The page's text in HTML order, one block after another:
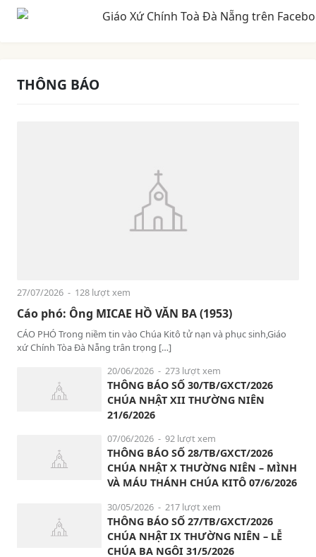
THÔNG BÁO
27/07/2026 - 128 lượt xem
Cáo phó: Ông MICAE HỒ VĂN BA (1953)
CÁO PHÓ Trong niềm tin vào Chúa Kitô tử nạn và phục sinh,Giáo
xứ Chính Tòa Đà Nẵng trân trọng […]
20/06/2026 - 273 lượt xem
THÔNG BÁO SỐ 30/TB/GXCT/2026
CHÚA NHẬT XII THƯỜNG NIÊN
21/6/2026
07/06/2026 - 92 lượt xem
THÔNG BÁO SỐ 28/TB/GXCT/2026
CHÚA NHẬT X THƯỜNG NIÊN – MÌNH
VÀ MÁU THÁNH CHÚA KITÔ 07/6/2026
30/05/2026 - 217 lượt xem
THÔNG BÁO SỐ 27/TB/GXCT/2026
CHÚA NHẬT IX THƯỜNG NIÊN – LỄ
CHÚA BA NGÔI 31/5/2026